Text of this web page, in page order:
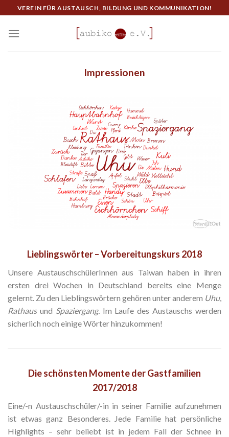
to
content
VEREIN FÜR AUSTAUSCH, BILDUNG UND KOMMUNIKATION!
Impressionen
Lieblingswörter – Vorbereitungskurs 2018
Unsere AustauschschülerInnen aus Taiwan haben in ihren
ersten drei Wochen in Deutschland bereits eine Menge
gelernt. Zu den Lieblingswörtern gehören unter anderem Uhu,
Rathausund Spaziergang. Im Laufe des Austauschs werden
sicherlich noch einige Wörter hinzukommen!
Die schönsten Momente der Gastfamilien
2017/2018
Eine/-n Austauschschüler/-in in seiner Familie aufzunehmen
ist etwas ganz Besonderes. Jede Familie hat persönliche
Highlights – sehr beliebt ist in jedem Fall der Schnee in